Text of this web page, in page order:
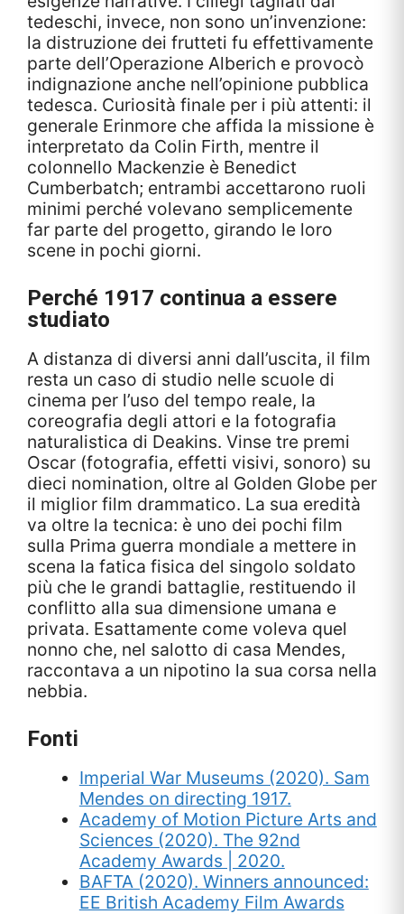
tedeschi, invece, non sono un’invenzione:
la distruzione dei frutteti fu effettivamente
parte dell’Operazione Alberich e provocò
indignazione anche nell’opinione pubblica
tedesca. Curiosità finale per i più attenti: il
generale Erinmore che affida la missione è
interpretato da Colin Firth, mentre il
colonnello Mackenzie è Benedict
Cumberbatch; entrambi accettarono ruoli
minimi perché volevano semplicemente
far parte del progetto, girando le loro
scene in pochi giorni.
Perché 1917 continua a essere
studiato
A distanza di diversi anni dall’uscita, il film
resta un caso di studio nelle scuole di
cinema per l’uso del tempo reale, la
coreografia degli attori e la fotografia
naturalistica di Deakins. Vinse tre premi
Oscar (fotografia, effetti visivi, sonoro) su
dieci nomination, oltre al Golden Globe per
il miglior film drammatico. La sua eredità
va oltre la tecnica: è uno dei pochi film
sulla Prima guerra mondiale a mettere in
scena la fatica fisica del singolo soldato
più che le grandi battaglie, restituendo il
conflitto alla sua dimensione umana e
privata. Esattamente come voleva quel
nonno che, nel salotto di casa Mendes,
raccontava a un nipotino la sua corsa nella
nebbia.
Fonti
Imperial War Museums (2020). Sam
Mendes on directing 1917.
Academy of Motion Picture Arts and
Sciences (2020). The 92nd
Academy Awards | 2020.
BAFTA (2020). Winners announced:
EE British Academy Film Awards